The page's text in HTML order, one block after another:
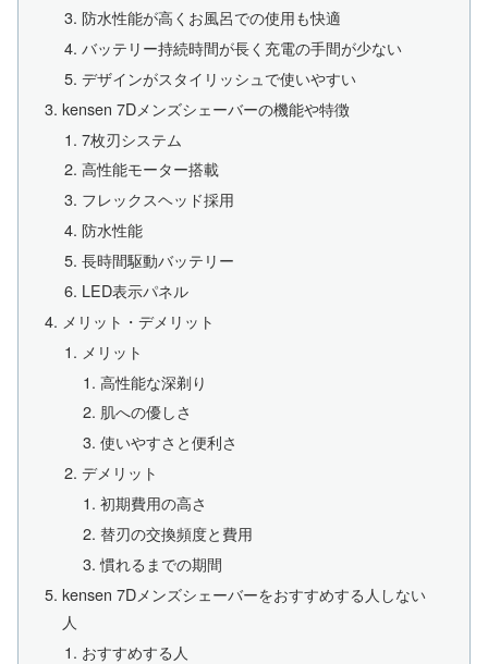
防水性能が高くお風呂での使用も快適
バッテリー持続時間が長く充電の手間が少ない
デザインがスタイリッシュで使いやすい
kensen 7Dメンズシェーバーの機能や特徴
7枚刃システム
高性能モーター搭載
フレックスヘッド採用
防水性能
長時間駆動バッテリー
LED表示パネル
メリット・デメリット
メリット
高性能な深剃り
肌への優しさ
使いやすさと便利さ
デメリット
初期費用の高さ
替刃の交換頻度と費用
慣れるまでの期間
kensen 7Dメンズシェーバーをおすすめする人しない
人
おすすめする人